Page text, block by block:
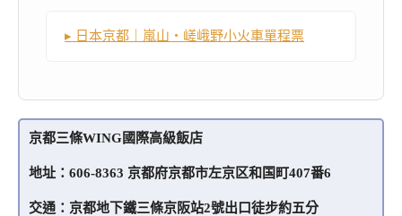
▸ 日本京都｜嵐山・嵯峨野小火車單程票
京都三條WING國際高級飯店
地址：606-8363 京都府京都市左京区和国町407番6
交通：京都地下鐵三條京阪站2號出口徒步約五分